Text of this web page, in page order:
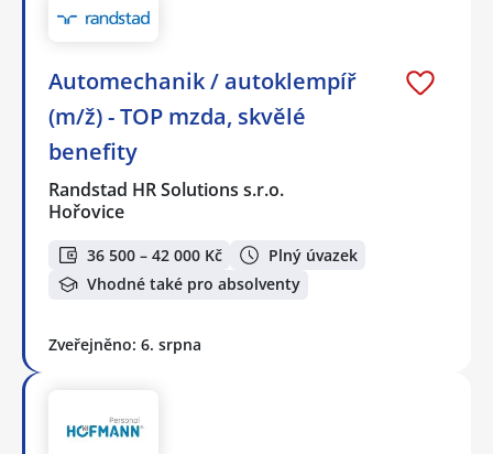
Automechanik / autoklempíř
(m/ž) - TOP mzda, skvělé
benefity
Randstad HR Solutions s.r.o.
Hořovice
36 500 – 42 000 Kč
Plný úvazek
Vhodné také pro absolventy
Zveřejněno: 6. srpna